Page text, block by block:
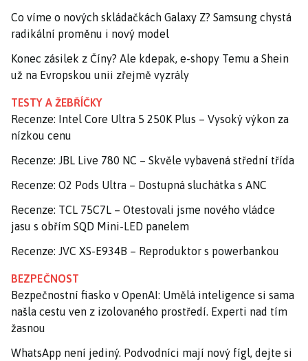
Co víme o nových skládačkách Galaxy Z? Samsung chystá
radikální proměnu i nový model
Konec zásilek z Číny? Ale kdepak, e-shopy Temu a Shein
už na Evropskou unii zřejmě vyzrály
TESTY A ŽEBŘÍČKY
Recenze: Intel Core Ultra 5 250K Plus – Vysoký výkon za
nízkou cenu
Recenze: JBL Live 780 NC – Skvěle vybavená střední třída
Recenze: O2 Pods Ultra – Dostupná sluchátka s ANC
Recenze: TCL 75C7L – Otestovali jsme nového vládce
jasu s obřím SQD Mini-LED panelem
Recenze: JVC XS-E934B – Reproduktor s powerbankou
BEZPEČNOST
Bezpečnostní fiasko v OpenAI: Umělá inteligence si sama
našla cestu ven z izolovaného prostředí. Experti nad tím
žasnou
WhatsApp není jediný. Podvodníci mají nový fígl, dejte si